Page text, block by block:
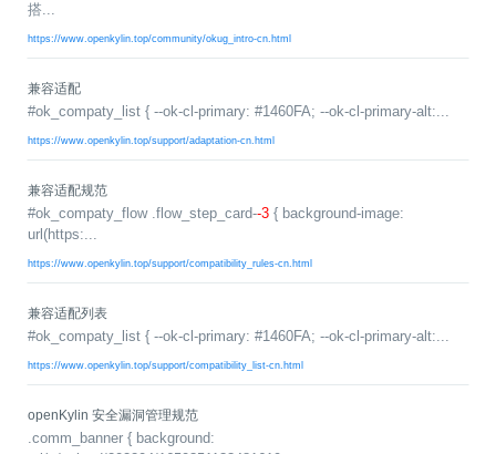
守
则
品
牌
使
用
指
国
际
排
社
案
例
集
署
入
S
I
G
I
角
色
S
G
议
户
组
加
入
用
户
贡
献
攻
社
区
实
翻
平
台
>
成
长
收
获
长
系
积
分
商
城
赛
/
活
动
本
共
用
户
组
动
大
赛
开
放
原
子
大
G
o
d
t
o
p
e
n
K
y
件
列
表
发
者
大
会
2
2
5
译
平
台
发
行
构
建
台
持
续
成
台
码
库
全
漏
洞
容
衍
发
行
版
术
生
发
行
版
第
三
明
软
件
上
架
议
贡
献
议
私
政
策
声
明
法
搭...
https://www.openkylin.top/community/okug_intro-cn.html
兼容适配
#ok_compaty_list { --ok-cl-primary: #1460FA; --ok-cl-primary-alt:...
https://www.openkylin.top/support/adaptation-cn.html
兼容适配规范
#ok_compaty_flow .flow_step_card--3{ background-image:
url(https:...
https://www.openkylin.top/support/compatibility_rules-cn.html
兼容适配列表
#ok_compaty_list { --ok-cl-primary: #1460FA; --ok-cl-primary-alt:...
https://www.openkylin.top/support/compatibility_list-cn.html
openKylin 安全漏洞管理规范
.comm_banner { background: